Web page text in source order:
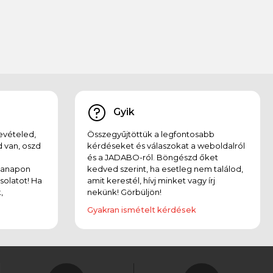
oszd
Ha
Gyik
Összegyűjtöttük a legfontosabb
kérdéseket és válaszokat a weboldalról
és a JADABO-ról. Böngészd őket
kedved szerint, ha esetleg nem találod,
amit kerestél, hívj minket vagy írj
nekünk! Görbüljön!
Gyakran ismételt kérdések